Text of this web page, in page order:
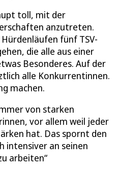
toll, mit der
anzutreten.
fünf TSV-
die alle aus einer
Besonderes. Auf der
alle Konkurrentinnen.
machen.
von starken
vor allem weil jeder
hat. Das spornt den
intensiver an seinen
arbeiten